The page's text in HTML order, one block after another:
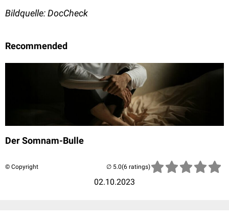
Bildquelle: DocCheck
Recommended
Der Somnam-Bulle
© Copyright
02.10.2023
(6 ratings)